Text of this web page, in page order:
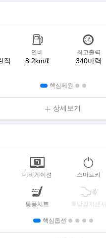
직
연비
8.2km/ℓ
최고출력
340마력
핵심제원
상세보기
네비게이션 스마트키
통풍시트 후방감지센서
핵심옵션